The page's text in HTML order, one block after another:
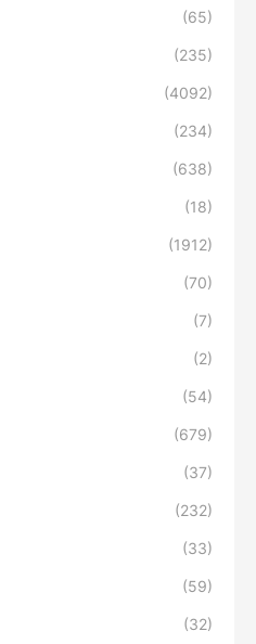
(65)
(235)
(4092)
(234)
(638)
(18)
(1912)
(70)
(7)
(2)
(54)
(679)
(37)
(232)
(33)
(59)
(32)